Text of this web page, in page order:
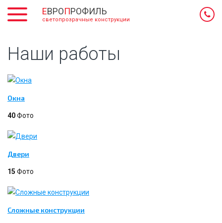
ЕВРОПРОФИЛЬ
светопрозрачные конструкции
Наши работы
Окна
40Фото
Двери
15 Фото
Сложные конструкции